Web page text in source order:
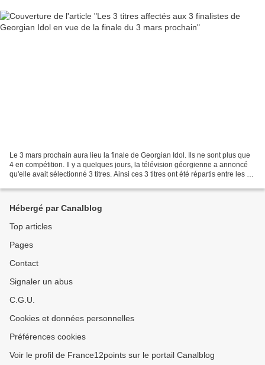
Le 3 mars prochain aura lieu la finale de Georgian Idol. Ils ne sont plus que
4 en compétition. Il y a quelques jours, la télévision géorgienne a annoncé
qu'elle avait sélectionné 3 titres. Ainsi ces 3 titres ont été répartis entre les 4
Hébergé par Canalblog
Top articles
Pages
Contact
Signaler un abus
C.G.U.
Cookies et données personnelles
Préférences cookies
Voir le profil de France12points sur le portail Canalblog